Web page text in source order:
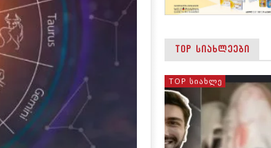
TOP ᲡᲘᲐᲮᲚᲔᲔᲑᲘ
TOP ᲡᲘᲐᲮᲚᲔ